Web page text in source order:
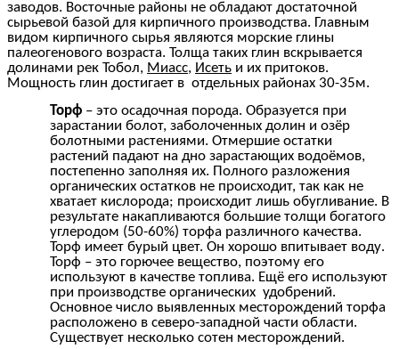
заводов. Восточные районы не обладают достаточной
сырьевой базой для кирпичного производства. Главным
видом кирпичного сырья являются морские глины
палеогенового возраста. Толща таких глин вскрывается
долинами рек Тобол, Миасс, Исеть и их притоков.
Мощность глин достигает в отдельных районах 30-35м.
Торф – это осадочная порода. Образуется при
зарастании болот, заболоченных долин и озёр
болотными растениями. Отмершие остатки
растений падают на дно зарастающих водоёмов,
постепенно заполняя их. Полного разложения
органических остатков не происходит, так как не
хватает кислорода; происходит лишь обугливание. В
результате накапливаются большие толщи богатого
углеродом (50-60%) торфа различного качества.
Торф имеет бурый цвет. Он хорошо впитывает воду.
Торф – это горючее вещество, поэтому его
используют в качестве топлива. Ещё его используют
при производстве органических удобрений.
Основное число выявленных месторождений торфа
расположено в северо-западной части области.
Существует несколько сотен месторождений.